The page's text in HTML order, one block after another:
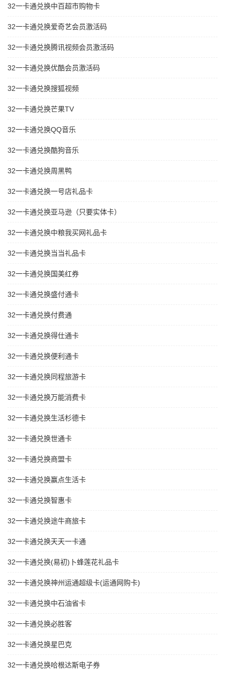
32一卡通兑换中百超市购物卡
32一卡通兑换爱奇艺会员激活码
32一卡通兑换腾讯视频会员激活码
32一卡通兑换优酷会员激活码
32一卡通兑换搜狐视频
32一卡通兑换芒果TV
32一卡通兑换QQ音乐
32一卡通兑换酷狗音乐
32一卡通兑换周黑鸭
32一卡通兑换一号店礼品卡
32一卡通兑换亚马逊（只要实体卡）
32一卡通兑换中粮我买网礼品卡
32一卡通兑换当当礼品卡
32一卡通兑换国美红券
32一卡通兑换盛付通卡
32一卡通兑换付费通
32一卡通兑换得仕通卡
32一卡通兑换便利通卡
32一卡通兑换同程旅游卡
32一卡通兑换万能消费卡
32一卡通兑换生活杉德卡
32一卡通兑换世通卡
32一卡通兑换商盟卡
32一卡通兑换赢点生活卡
32一卡通兑换智惠卡
32一卡通兑换途牛商旅卡
32一卡通兑换天天一卡通
32一卡通兑换(易初)卜蜂莲花礼品卡
32一卡通兑换神州运通超级卡(运通网购卡)
32一卡通兑换中石油省卡
32一卡通兑换必胜客
32一卡通兑换星巴克
32一卡通兑换哈根达斯电子券